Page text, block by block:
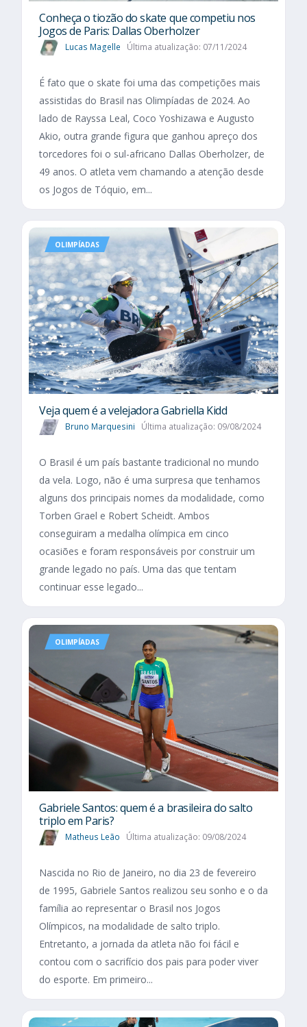
Conheça o tiozão do skate que competiu nos
Jogos de Paris: Dallas Oberholzer
Lucas Magelle Última atualização: 07/11/2024
É fato que o skate foi uma das competições mais
assistidas do Brasil nas Olimpíadas de 2024. Ao
lado de Rayssa Leal, Coco Yoshizawa e Augusto
Akio, outra grande figura que ganhou apreço dos
torcedores foi o sul-africano Dallas Oberholzer, de
49 anos. O atleta vem chamando a atenção desde
os Jogos de Tóquio, em...
OLIMPÍADAS
Veja quem é a velejadora Gabriella Kidd
Bruno Marquesini Última atualização: 09/08/2024
O Brasil é um país bastante tradicional no mundo
da vela. Logo, não é uma surpresa que tenhamos
alguns dos principais nomes da modalidade, como
Torben Grael e Robert Scheidt. Ambos
conseguiram a medalha olímpica em cinco
ocasiões e foram responsáveis por construir um
grande legado no país. Uma das que tentam
continuar esse legado...
OLIMPÍADAS
Gabriele Santos: quem é a brasileira do salto
triplo em Paris?
Matheus Leão Última atualização: 09/08/2024
Nascida no Rio de Janeiro, no dia 23 de fevereiro
de 1995, Gabriele Santos realizou seu sonho e o da
família ao representar o Brasil nos Jogos
Olímpicos, na modalidade de salto triplo.
Entretanto, a jornada da atleta não foi fácil e
contou com o sacrifício dos pais para poder viver
do esporte. Em primeiro...